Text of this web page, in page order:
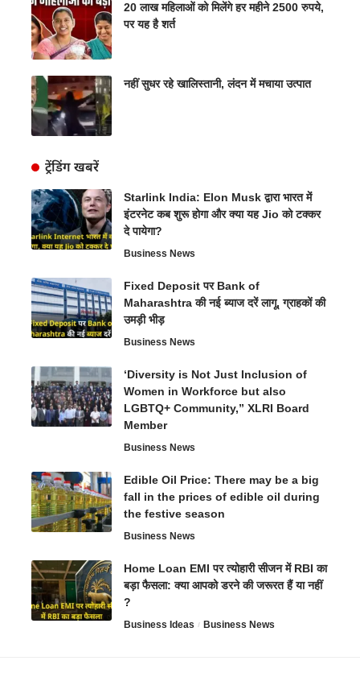
20 लाख महिलाओं को मिलेंगे हर महीने 2500 रुपये,
पर यह है शर्त
नहीं सुधर रहे खालिस्तानी, लंदन में मचाया उत्पात
ट्रेंडिंग खबरें
Starlink India: Elon Musk द्वारा भारत में
इंटरनेट कब शुरू होगा और क्या यह Jio को टक्कर
दे पायेगा?
Business News
Fixed Deposit पर Bank of
Maharashtra की नई ब्याज दरें लागू, ग्राहकों की
उमड़ी भीड़
Business News
‘Diversity is Not Just Inclusion of
Women in Workforce but also
LGBTQ+ Community,” XLRI Board
Member
Business News
Edible Oil Price: There may be a big
fall in the prices of edible oil during
the festive season
Business News
Home Loan EMI पर त्योहारी सीजन में RBI का
बड़ा फैसला: क्या आपको डरने की जरूरत हैं या नहीं
?
Business Ideas Business News